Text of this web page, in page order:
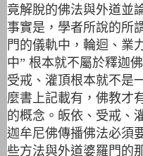
竟解脫的佛法與外道並
事實是，學者所說的所
門的儀軌中，輪迴、業
中” 根本就不屬於釋迦
受戒、灌頂根本就不是
麼書上記載有，佛教才
的概念。皈依、受戒、
迦牟尼佛傳播佛法必須
些方法與外道婆羅門的